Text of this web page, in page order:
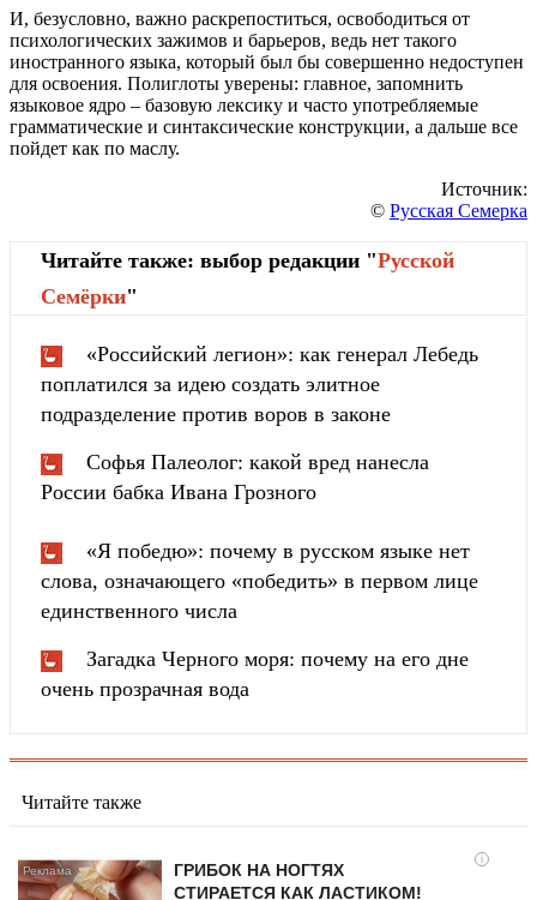
И, безусловно, важно раскрепоститься, освободиться от
психологических зажимов и барьеров, ведь нет такого
иностранного языка, который был бы совершенно недоступен
для освоения. Полиглоты уверены: главное, запомнить
языковое ядро – базовую лексику и часто употребляемые
грамматические и синтаксические конструкции, а дальше все
пойдет как по маслу.
Источник:
© Русская Семерка
Читайте также: выбор редакции "Русской
Cемёрки"
«Российский легион»: как генерал Лебедь
поплатился за идею создать элитное
подразделение против воров в законе
Софья Палеолог: какой вред нанесла
России бабка Ивана Грозного
«Я победю»: почему в русском языке нет
слова, означающего «победить» в первом лице
единственного числа
Загадка Черного моря: почему на его дне
очень прозрачная вода
Читайте также
i
ГРИБОК НА НОГТЯХ
СТИРАЕТСЯ КАК ЛАСТИКОМ!